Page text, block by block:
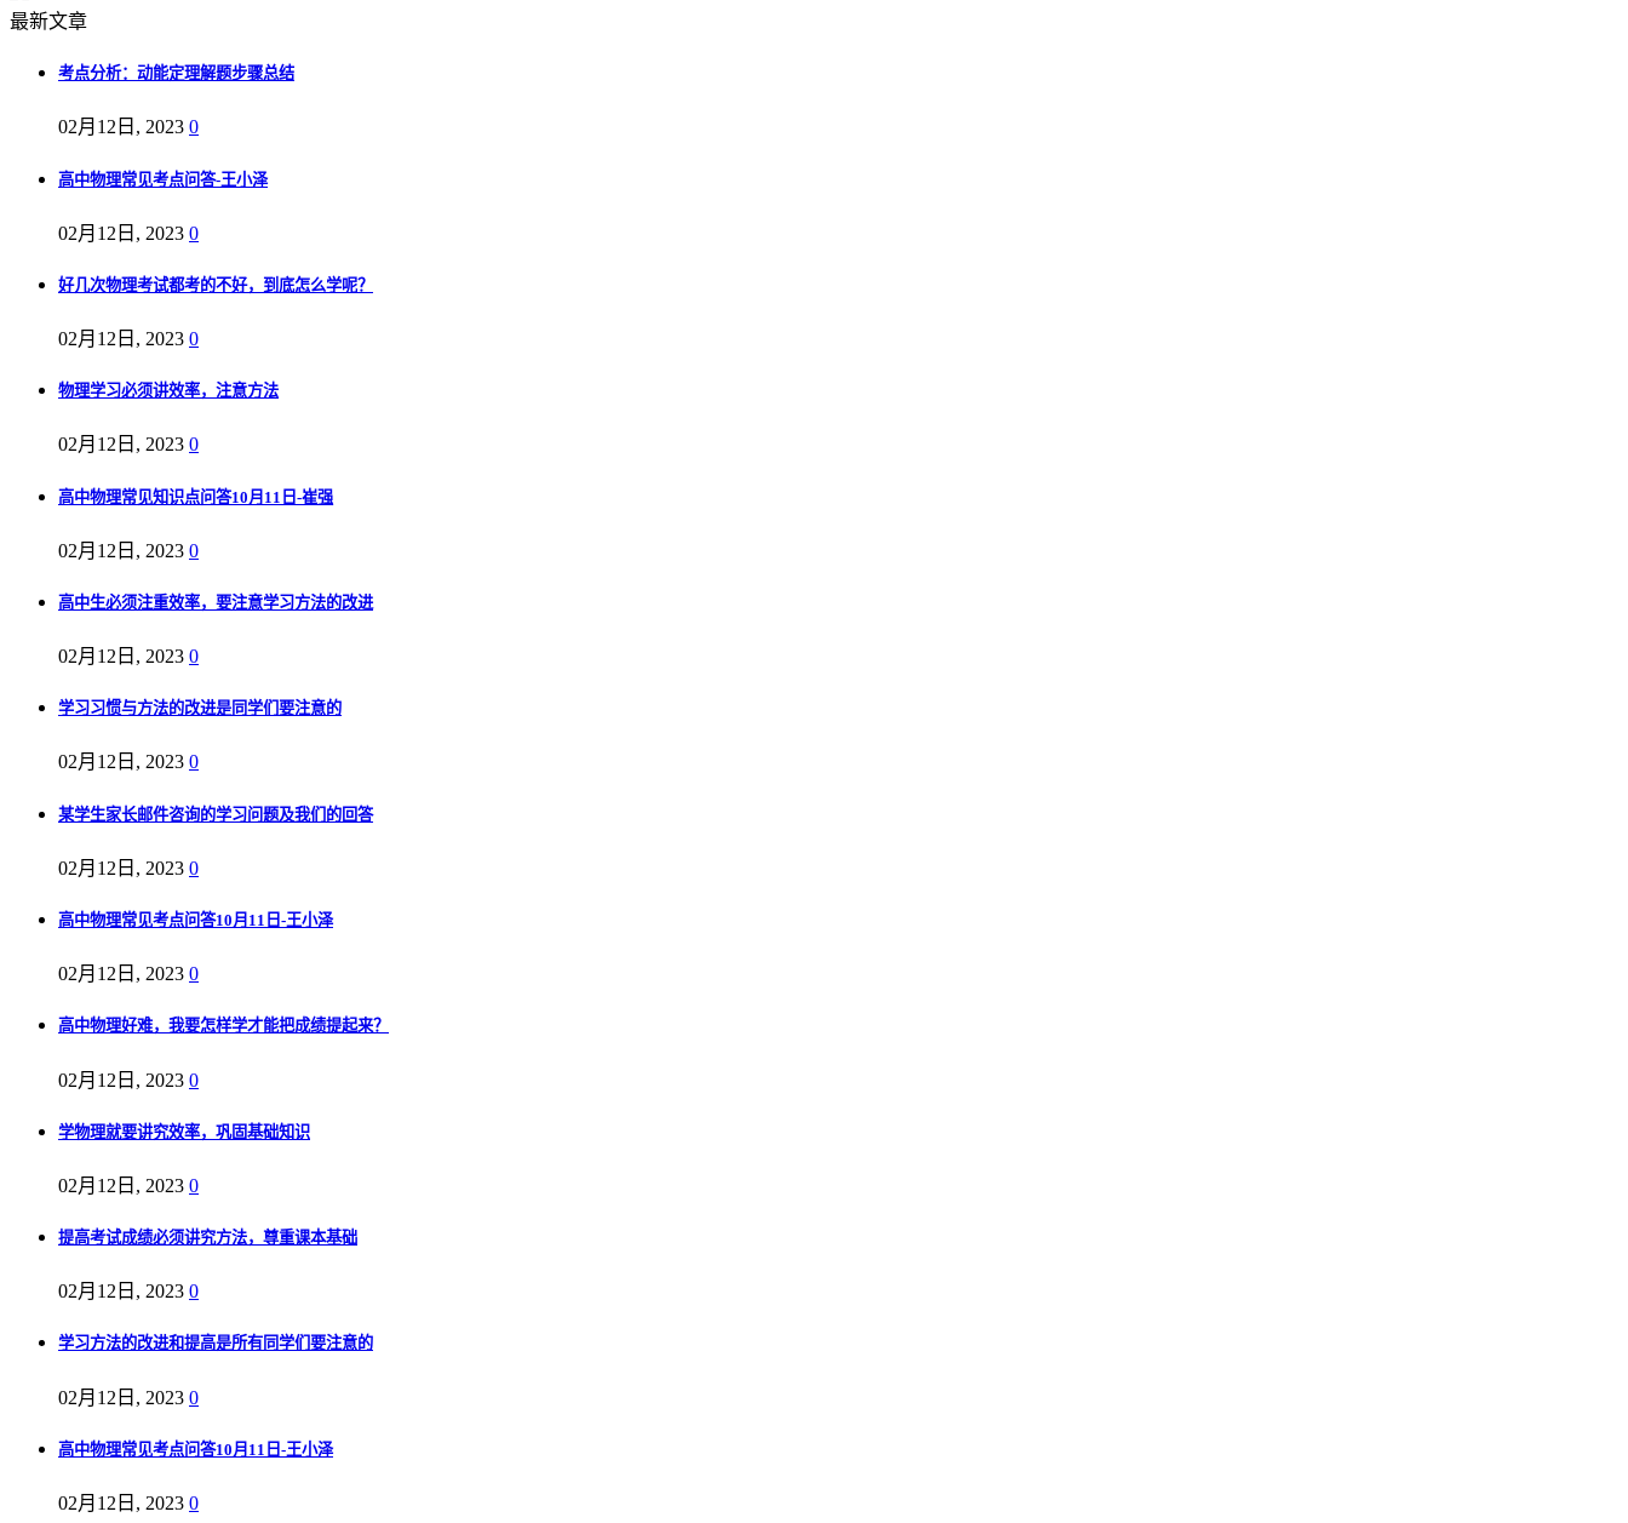
最新文章
考点分析：动能定理解题步骤总结
02月12日, 2023 0
高中物理常见考点问答-王小泽
02月12日, 2023 0
好几次物理考试都考的不好，到底怎么学呢？
02月12日, 2023 0
物理学习必须讲效率，注意方法
02月12日, 2023 0
高中物理常见知识点问答10月11日-崔强
02月12日, 2023 0
高中生必须注重效率，要注意学习方法的改进
02月12日, 2023 0
学习习惯与方法的改进是同学们要注意的
02月12日, 2023 0
某学生家长邮件咨询的学习问题及我们的回答
02月12日, 2023 0
高中物理常见考点问答10月11日-王小泽
02月12日, 2023 0
高中物理好难，我要怎样学才能把成绩提起来？
02月12日, 2023 0
学物理就要讲究效率，巩固基础知识
02月12日, 2023 0
提高考试成绩必须讲究方法，尊重课本基础
02月12日, 2023 0
学习方法的改进和提高是所有同学们要注意的
02月12日, 2023 0
高中物理常见考点问答10月11日-王小泽
02月12日, 2023 0